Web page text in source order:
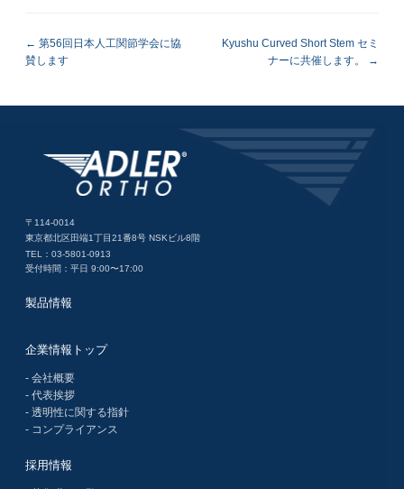
第56回日本人工関節学会に協
賛します
Kyushu Curved Short Stem セミ
ナーに共催します。
〒114-0014
東京都北区田端1丁目21番8号 NSKビル8階
TEL：03-5801-0913
受付時間：平日 9:00〜17:00
製品情報
企業情報トップ
- 会社概要
- 代表挨拶
- 透明性に関する指針
- コンプライアンス
採用情報